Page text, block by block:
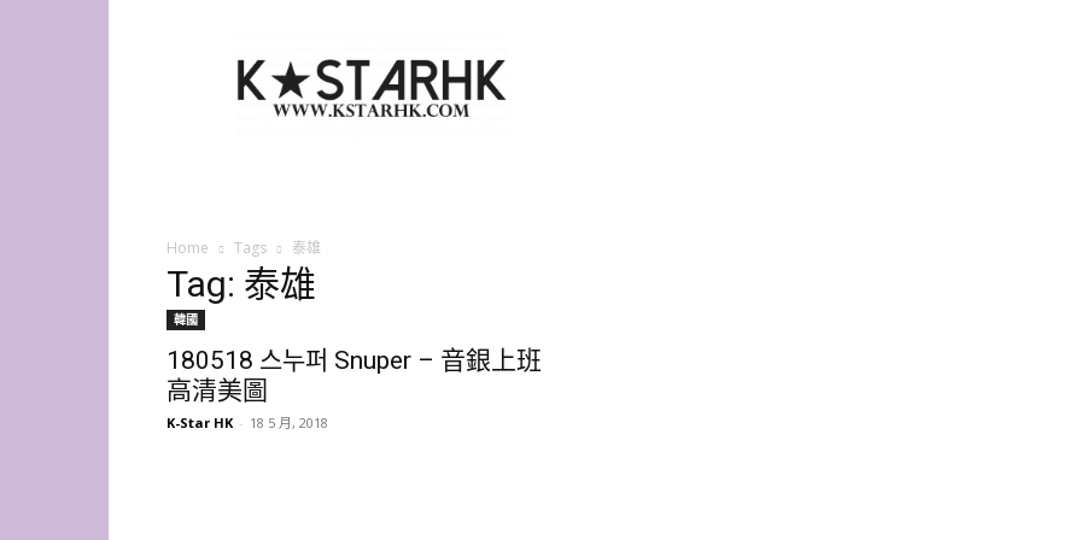
Star
HK
Home Tags 泰雄
Tag: 泰雄
韓國
180518 스누퍼 Snuper – 音銀上班
高清美圖
K-Star HK - 18 5 月, 2018